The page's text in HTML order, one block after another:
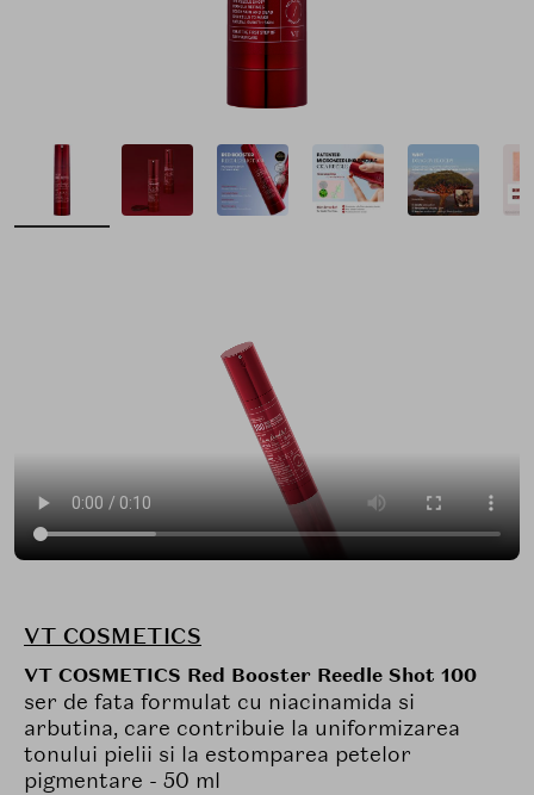
VT COSMETICS
VT COSMETICS Red Booster Reedle Shot 100
ser de fata formulat cu niacinamida si
arbutina, care contribuie la uniformizarea
tonului pielii si la estomparea petelor
pigmentare - 50 ml